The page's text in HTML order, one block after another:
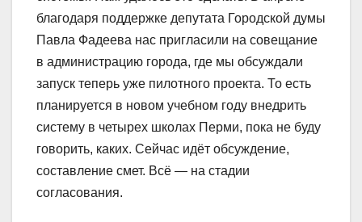
благодаря поддержке депутата Городской думы
Павла Фадеева нас пригласили на совещание
в администрацию города, где мы обсуждали
запуск теперь уже пилотного проекта. То есть
планируется в новом учебном году внедрить
систему в четырех школах Перми, пока не буду
говорить, каких. Сейчас идёт обсуждение,
составление смет. Всё — на стадии
согласования.